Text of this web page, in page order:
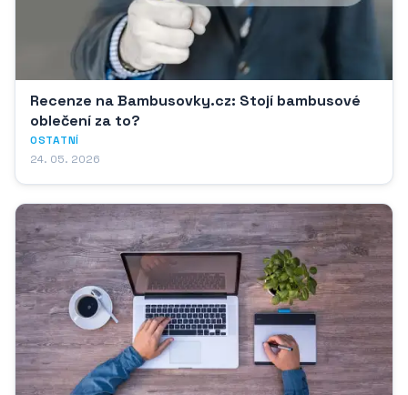
Recenze na Bambusovky.cz: Stojí bambusové
oblečení za to?
OSTATNÍ
24. 05. 2026